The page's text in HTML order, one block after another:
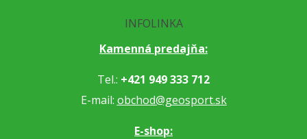
INFOLINKA
Kamenná predajňa:
Tel.: +421 949 333 712
E-mail: obchod@geosport.sk
E-shop: